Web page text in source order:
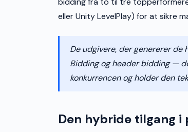
eller Unity LevelPlay) for at sikre
De udgivere, der genererer
Bidding og header bidding —
konkurrencen og holder den
Den hybride tilgang i